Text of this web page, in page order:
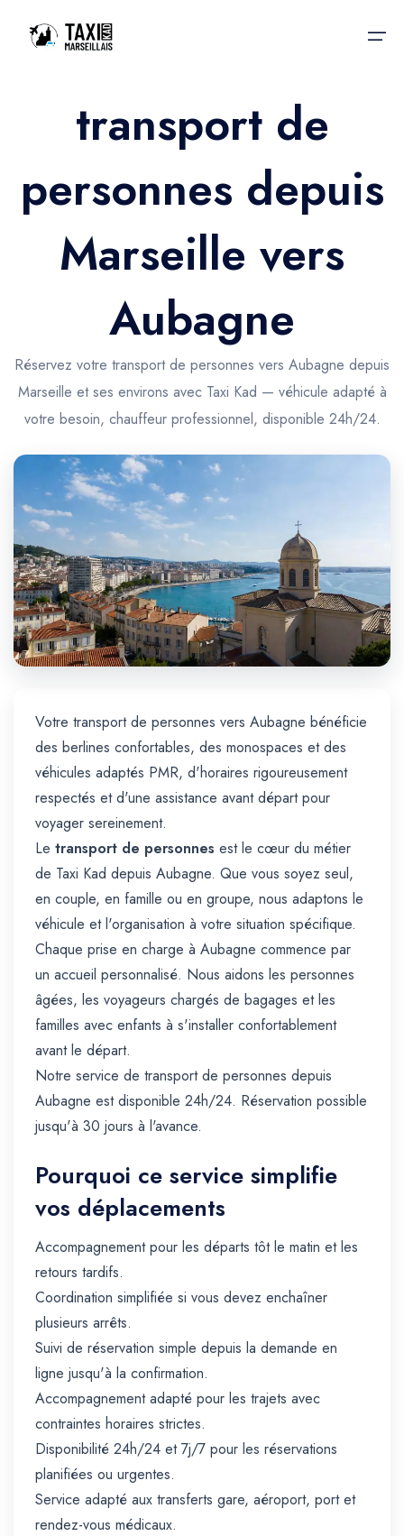
Accueil
Trajet Gare SNCF
Trajet Port croisière
Trajet Séminaire
Trajet Santé
Trajet Longue Distance
Réservation
Actualités & évènements
Contactez-nous
transport de
personnes depuis
Marseille vers
Aubagne
Réservez votre transport de personnes vers Aubagne depuis
Marseille et ses environs avec Taxi Kad — véhicule adapté à
votre besoin, chauffeur professionnel, disponible 24h/24.
Votre transport de personnes vers Aubagne bénéficie
des berlines confortables, des monospaces et des
véhicules adaptés PMR, d'horaires rigoureusement
respectés et d'une assistance avant départ pour
voyager sereinement.
Le transport de personnes est le cœur du métier
de Taxi Kad depuis Aubagne. Que vous soyez seul,
en couple, en famille ou en groupe, nous adaptons le
véhicule et l'organisation à votre situation spécifique.
Chaque prise en charge à Aubagne commence par
un accueil personnalisé. Nous aidons les personnes
âgées, les voyageurs chargés de bagages et les
familles avec enfants à s'installer confortablement
avant le départ.
Notre service de transport de personnes depuis
Aubagne est disponible 24h/24. Réservation possible
jusqu'à 30 jours à l'avance.
Pourquoi ce service simplifie
vos déplacements
Accompagnement pour les départs tôt le matin et les
retours tardifs.
Coordination simplifiée si vous devez enchaîner
plusieurs arrêts.
Suivi de réservation simple depuis la demande en
ligne jusqu'à la confirmation.
Accompagnement adapté pour les trajets avec
contraintes horaires strictes.
Disponibilité 24h/24 et 7j/7 pour les réservations
planifiées ou urgentes.
Service adapté aux transferts gare, aéroport, port et
rendez-vous médicaux.